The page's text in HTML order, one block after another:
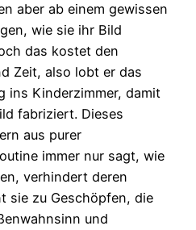
aber ab einem gewissen
wie sie ihr Bild
das kostet den
Zeit, also lobt er das
ins Kinderzimmer, damit
fabriziert. Dieses
aus purer
immer nur sagt, wie
verhindert deren
sie zu Geschöpfen, die
und